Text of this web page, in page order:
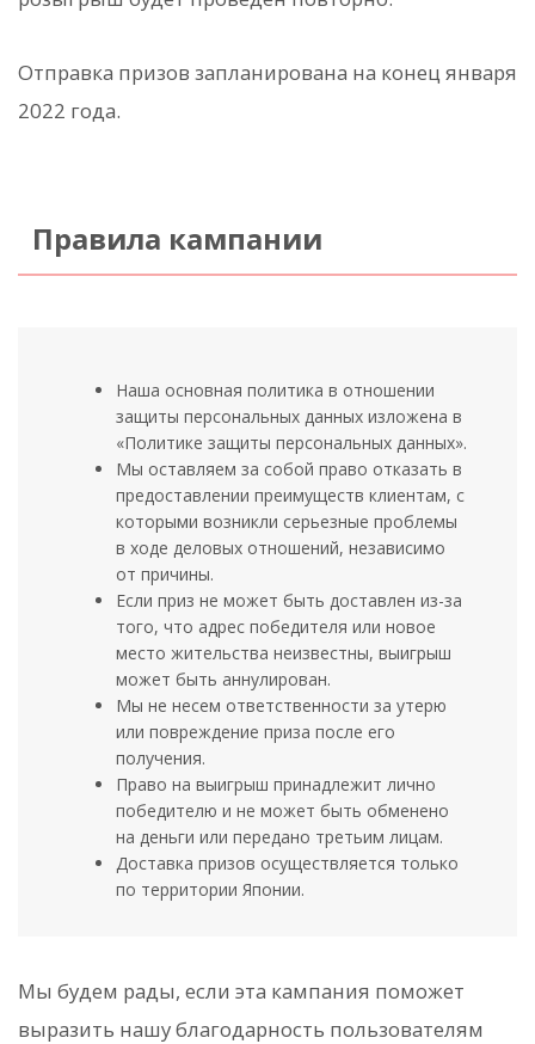
Отправка призов запланирована на конец января
2022 года.
Правила кампании
Наша основная политика в отношении
защиты персональных данных изложена в
«Политике защиты персональных данных».
Мы оставляем за собой право отказать в
предоставлении преимуществ клиентам, с
которыми возникли серьезные проблемы
в ходе деловых отношений, независимо
от причины.
Если приз не может быть доставлен из-за
того, что адрес победителя или новое
место жительства неизвестны, выигрыш
может быть аннулирован.
Мы не несем ответственности за утерю
или повреждение приза после его
получения.
Право на выигрыш принадлежит лично
победителю и не может быть обменено
на деньги или передано третьим лицам.
Доставка призов осуществляется только
по территории Японии.
Мы будем рады, если эта кампания поможет
выразить нашу благодарность пользователям